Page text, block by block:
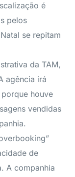
é
pelos
se repitam
da TAM,
agência irá
houve
vendidas
de
A companhia